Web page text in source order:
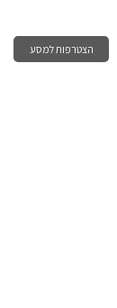
הצטרפות למסע